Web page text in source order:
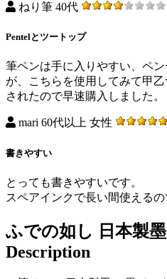
ねり筆 40代
Pentelとツートップ
筆ペンは手に入りやすい、ペ
が、こちらを使用してみて甲
されたので早速購入しました。
mari 60代以上 女性
書きやすい
とっても書きやすいです。
スペアインクで長い間使えるの
ふでの如し 日本製
Description